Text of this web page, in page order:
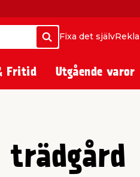
Sök
SökFixa det själv
Fritid Utgående varor
trädgård